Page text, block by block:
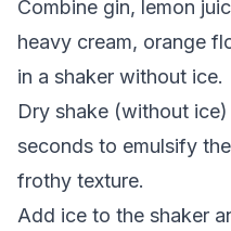
Combine gin, lemon
heavy cream, orange
in a shaker without ice.
Dry shake (without
seconds to emulsify
frothy texture.
Add ice to the shaker